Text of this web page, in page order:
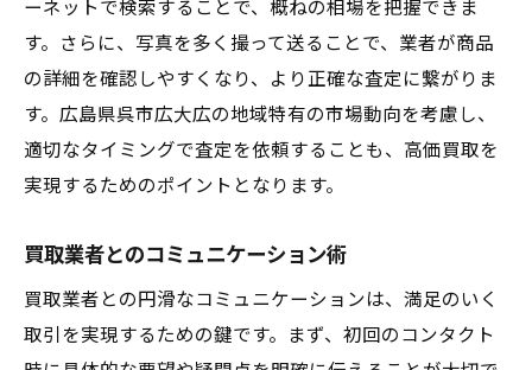
ーネットで検索することで、概ねの相場を把握できま
す。さらに、写真を多く撮って送ることで、業者が商品
の詳細を確認しやすくなり、より正確な査定に繋がりま
す。広島県呉市広大広の地域特有の市場動向を考慮し、
適切なタイミングで査定を依頼することも、高価買取を
実現するためのポイントとなります。
買取業者とのコミュニケーション術
買取業者との円滑なコミュニケーションは、満足のいく
取引を実現するための鍵です。まず、初回のコンタクト